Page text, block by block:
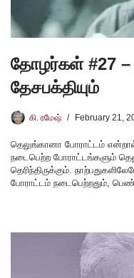
தோழர்கள் #27 –
தேசபக்தியும்
கி. ரமேஷ் February 21,
தெலுங்கானா போராட்டம்
நடைபெற்ற போராட்டங்களும்
தெரிந்திருக்கும்.
போராட்டம் நடைபெற்றதும்,